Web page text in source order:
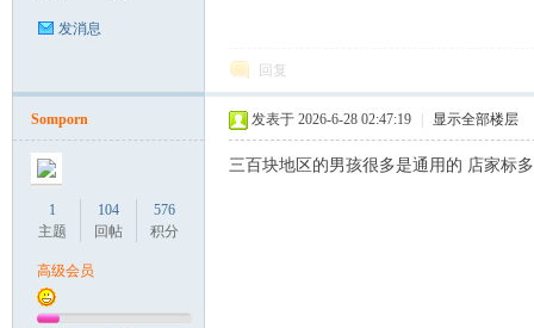
发消息
回复
Somporn
1
主题
104
回帖
576
积分
高级会员
发表于 2026-6-28 02:47:19 显示全部楼层
三百块地区的男孩很多是通用的 店家标